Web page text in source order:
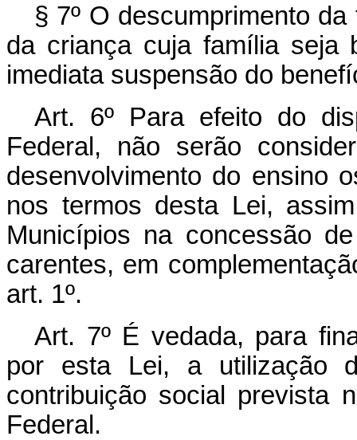
§ 7º O descumprimento
da criança cuja família seja
imediata suspensão do
Art. 6º Para efeito do
Federal, não serão
desenvolvimento do ensino
nos termos desta Lei,
Municípios na concessão
carentes, em
art. 1º.
Art. 7º É vedada, para
por esta Lei, a utilização
contribuição social prevista
Federal.